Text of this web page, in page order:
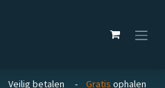
- Veilig betalen - Gratis ophalen